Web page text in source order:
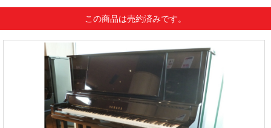
この商品は売約済みです。